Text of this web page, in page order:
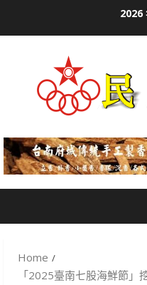
2026
Home
「2025臺南七股海鮮節」